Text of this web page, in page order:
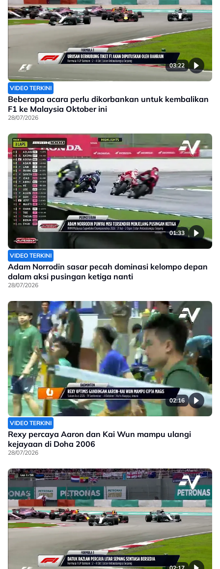
03:22
VIDEO TERKINI
Beberapa acara perlu dikorbankan untuk kembalikan
F1 ke Malaysia Oktober ini
28/07/2026
01:33
VIDEO TERKINI
Adam Norrodin sasar pecah dominasi kelompo depan
dalam aksi pusingan ketiga nanti
28/07/2026
02:16
VIDEO TERKINI
Rexy percaya Aaron dan Kai Wun mampu ulangi
kejayaan di Doha 2006
28/07/2026